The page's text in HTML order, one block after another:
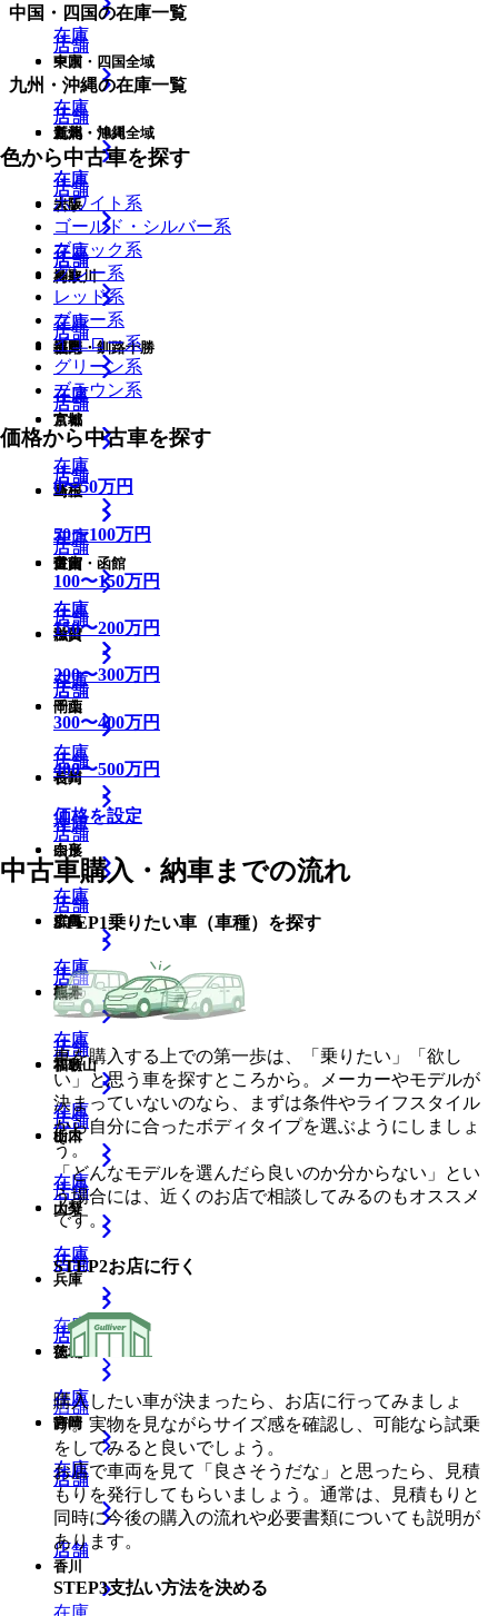
店舗
道北・旭川
在庫
店舗
道東・釧路十勝
在庫
店舗
道南・函館
在庫
店舗
在庫
店舗
岩手
在庫
店舗
宮城
在庫
店舗
秋田
在庫
店舗
山形
在庫
店舗
福島
在庫
店舗
東京
在庫
店舗
神奈川
在庫
店舗
埼玉
在庫
店舗
千葉
在庫
店舗
群馬
在庫
店舗
栃木
在庫
店舗
茨城
在庫
店舗
店舗
新潟
在庫
店舗
長野
在庫
店舗
富山
在庫
店舗
石川
在庫
店舗
福井
在庫
店舗
山梨
在庫
店舗
静岡
在庫
店舗
在庫
店舗
大阪
在庫
店舗
京都
在庫
店舗
滋賀
在庫
店舗
奈良
在庫
店舗
和歌山
在庫
店舗
兵庫
在庫
店舗
中国・四国の在庫一覧
中国・四国全域
在庫
店舗
鳥取
在庫
店舗
島根
在庫
店舗
岡山
在庫
店舗
広島
在庫
店舗
山口
在庫
店舗
徳島
在庫
店舗
香川
九州・沖縄の在庫一覧
九州・沖縄全域
在庫
店舗
福岡
在庫
店舗
佐賀
在庫
店舗
長崎
在庫
店舗
熊本
在庫
店舗
大分
在庫
店舗
宮崎
在庫
店舗
色から中古車を探す
ホワイト系
ゴールド・シルバー系
ブラック系
グレー系
レッド系
ブルー系
イエロー系
グリーン系
ブラウン系
価格から中古車を探す
0〜50万円
50〜100万円
100〜150万円
150〜200万円
200〜300万円
300〜400万円
400〜500万円
価格を設定
中古車購入・納車までの流れ
STEP1乗りたい車（車種）を探す
車を購入する上での第一歩は、「乗りたい」「欲し
い」と思う車を探すところから。メーカーやモデルが
決まっていないのなら、まずは条件やライフスタイル
から自分に合ったボディタイプを選ぶようにしましょ
う。
「どんなモデルを選んだら良いのか分からない」とい
う場合には、近くのお店で相談してみるのもオススメ
です。
STEP2お店に行く
購入したい車が決まったら、お店に行ってみましょ
う。実物を見ながらサイズ感を確認し、可能なら試乗
をしてみると良いでしょう。
お店で車両を見て「良さそうだな」と思ったら、見積
もりを発行してもらいましょう。通常は、見積もりと
同時に今後の購入の流れや必要書類についても説明が
あります。
STEP3支払い方法を決める